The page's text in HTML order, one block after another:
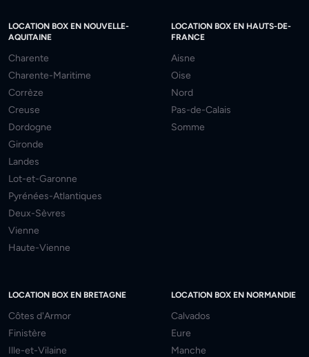
LOCATION BOX EN NOUVELLE-
AQUITAINE
Charente
Charente-Maritime
Corrèze
Creuse
Dordogne
Gironde
Landes
Lot-et-Garonne
Pyrénées-Atlantiques
Deux-Sèvres
Vienne
Haute-Vienne
LOCATION BOX EN HAUTS-DE-
FRANCE
Aisne
Oise
Nord
Pas-de-Calais
Somme
LOCATION BOX EN BRETAGNE
Côtes d'Armor
Finistère
Ille-et-Vilaine
LOCATION BOX EN NORMANDIE
Calvados
Eure
Manche